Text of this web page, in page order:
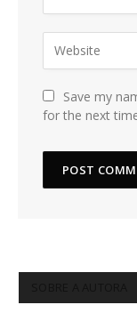
Save my
for the next